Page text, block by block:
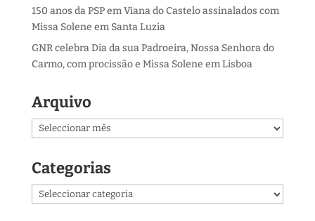
150 anos da PSP em Viana do Castelo assinalados com
Missa Solene em Santa Luzia
GNR celebra Dia da sua Padroeira, Nossa Senhora do
Carmo, com procissão e Missa Solene em Lisboa
Arquivo
Arquivo
Categorias
Categorias